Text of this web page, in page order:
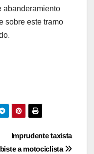
abanderamiento
sobre este tramo
Imprudente taxista
a motociclista